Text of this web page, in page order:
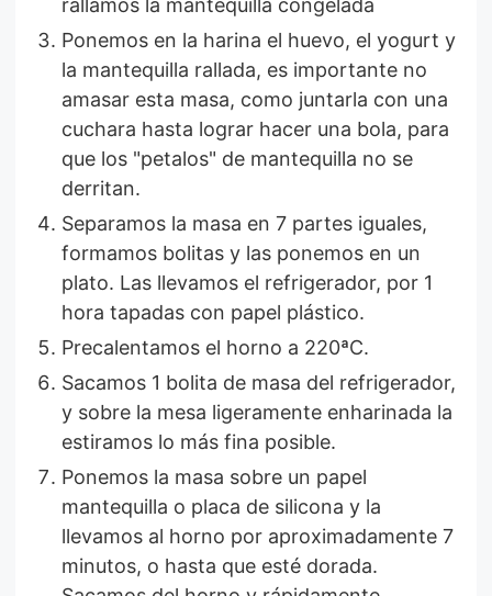
rallamos la mantequilla congelada
Ponemos en la harina el huevo, el yogurt y
la mantequilla rallada, es importante no
amasar esta masa, como juntarla con una
cuchara hasta lograr hacer una bola, para
que los "petalos" de mantequilla no se
derritan.
Separamos la masa en 7 partes iguales,
formamos bolitas y las ponemos en un
plato. Las llevamos el refrigerador, por 1
hora tapadas con papel plástico.
Precalentamos el horno a 220ªC.
Sacamos 1 bolita de masa del refrigerador,
y sobre la mesa ligeramente enharinada la
estiramos lo más fina posible.
Ponemos la masa sobre un papel
mantequilla o placa de silicona y la
llevamos al horno por aproximadamente 7
minutos, o hasta que esté dorada.